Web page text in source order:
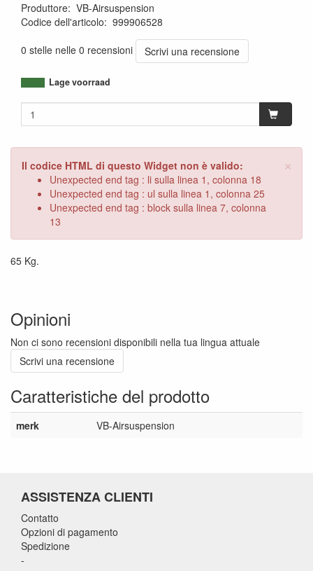
Produttore: VB-Airsuspension
Codice dell'articolo: 999906528
0 stelle nelle 0 recensioni
Scrivi una recensione
Lage voorraad
×
Il codice HTML di questo Widget non è valido:
Unexpected end tag : li sulla linea 1, colonna 18
Unexpected end tag : ul sulla linea 1, colonna 25
Unexpected end tag : block sulla linea 7, colonna
13
65 Kg.
Opinioni
Non ci sono recensioni disponibili nella tua lingua attuale
Scrivi una recensione
Caratteristiche del prodotto
merk VB-Airsuspension
ASSISTENZA CLIENTI
Contatto
Opzioni di pagamento
Spedizione
-